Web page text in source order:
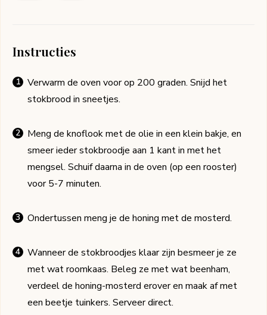
Instructies
Verwarm de oven voor op 200 graden. Snijd het
stokbrood in sneetjes.
Meng de knoflook met de olie in een klein bakje, en
smeer ieder stokbroodje aan 1 kant in met het
mengsel. Schuif daarna in de oven (op een rooster)
voor 5-7 minuten.
Ondertussen meng je de honing met de mosterd.
Wanneer de stokbroodjes klaar zijn besmeer je ze
met wat roomkaas. Beleg ze met wat beenham,
verdeel de honing-mosterd erover en maak af met
een beetje tuinkers. Serveer direct.